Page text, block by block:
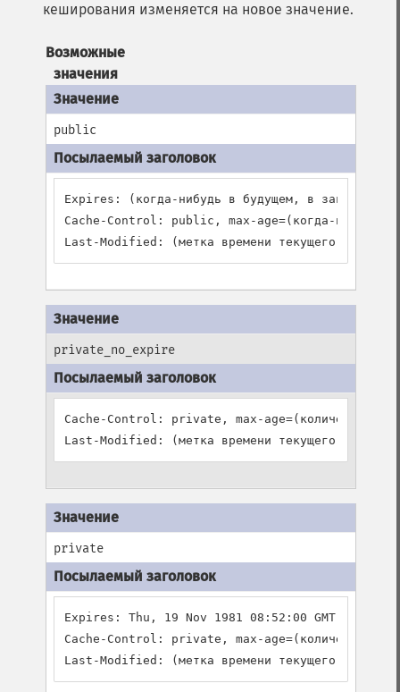
кеширования изменяется на новое значение.
Возможные
значения
public
Expires: (когда-нибудь в будущем, в
Cache-Control: public, max-age=(когда-нибудь в
Last-Modified: (метка времени текущего скрипта)
private_no_expire
Cache-Control: private, max-age=(количество
Last-Modified: (метка времени текущего скрипта)
private
Expires: Thu, 19 Nov 1981 08:52:00 GMT
Cache-Control: private, max-age=(количество
Last-Modified: (метка времени текущего скрипта)